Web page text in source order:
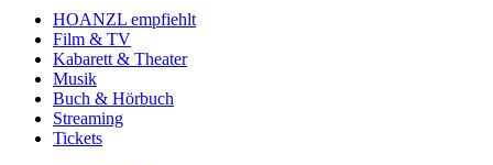
HOANZL empfiehlt
Film & TV
Kabarett & Theater
Musik
Buch & Hörbuch
Streaming
Tickets